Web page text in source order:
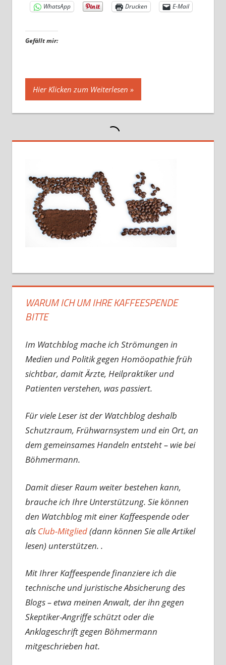
WhatsApp Drucken E-Mail
Gefällt mir:
Hier Klicken zum Weiterlesen
WARUM ICH UM IHRE KAFFEESPENDE
BITTE
Im Watchblog mache ich Strömungen in
Medien und Politik gegen Homöopathie früh
sichtbar, damit Ärzte, Heilpraktiker und
Patienten verstehen, was passiert.
Für viele Leser ist der Watchblog deshalb
Schutzraum, Frühwarnsystem und ein Ort, an
dem gemeinsames Handeln entsteht – wie bei
Böhmermann.
Damit dieser Raum weiter bestehen kann,
brauche ich Ihre Unterstützung. Sie können
den Watchblog mit einer Kaffeespende oder
als Club-Mitglied(dann können Sie alle Artikel
lesen) unterstützen. .
Mit Ihrer Kaffeespende finanziere ich die
technische und juristische Absicherung des
Blogs – etwa meinen Anwalt, der ihn gegen
Skeptiker-Angriffe schützt oder die
Anklageschrift gegen Böhmermann
mitgeschrieben hat.